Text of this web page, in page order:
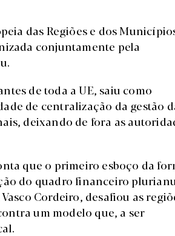
das Regiões e dos
conjuntamente pela
de toda a UE, saiu como
de centralização da gestão
deixando de fora as
que o primeiro esboço da
do quadro financeiro
Cordeiro, desafiou as
um modelo que, a ser